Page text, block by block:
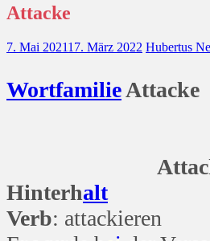
Attacke
7. Mai 202117. März 2022 Hubertus
WortfamilieAttacke
Attacke
Hinterhalt
Verb: attackieren